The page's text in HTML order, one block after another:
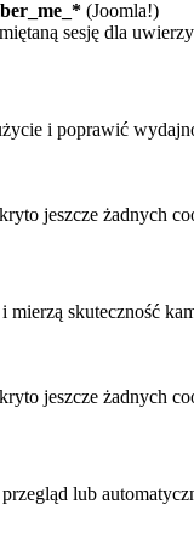
(Joomla!)
sesję dla
i poprawić
jeszcze żadnych
mierzą skuteczność
jeszcze żadnych
lub